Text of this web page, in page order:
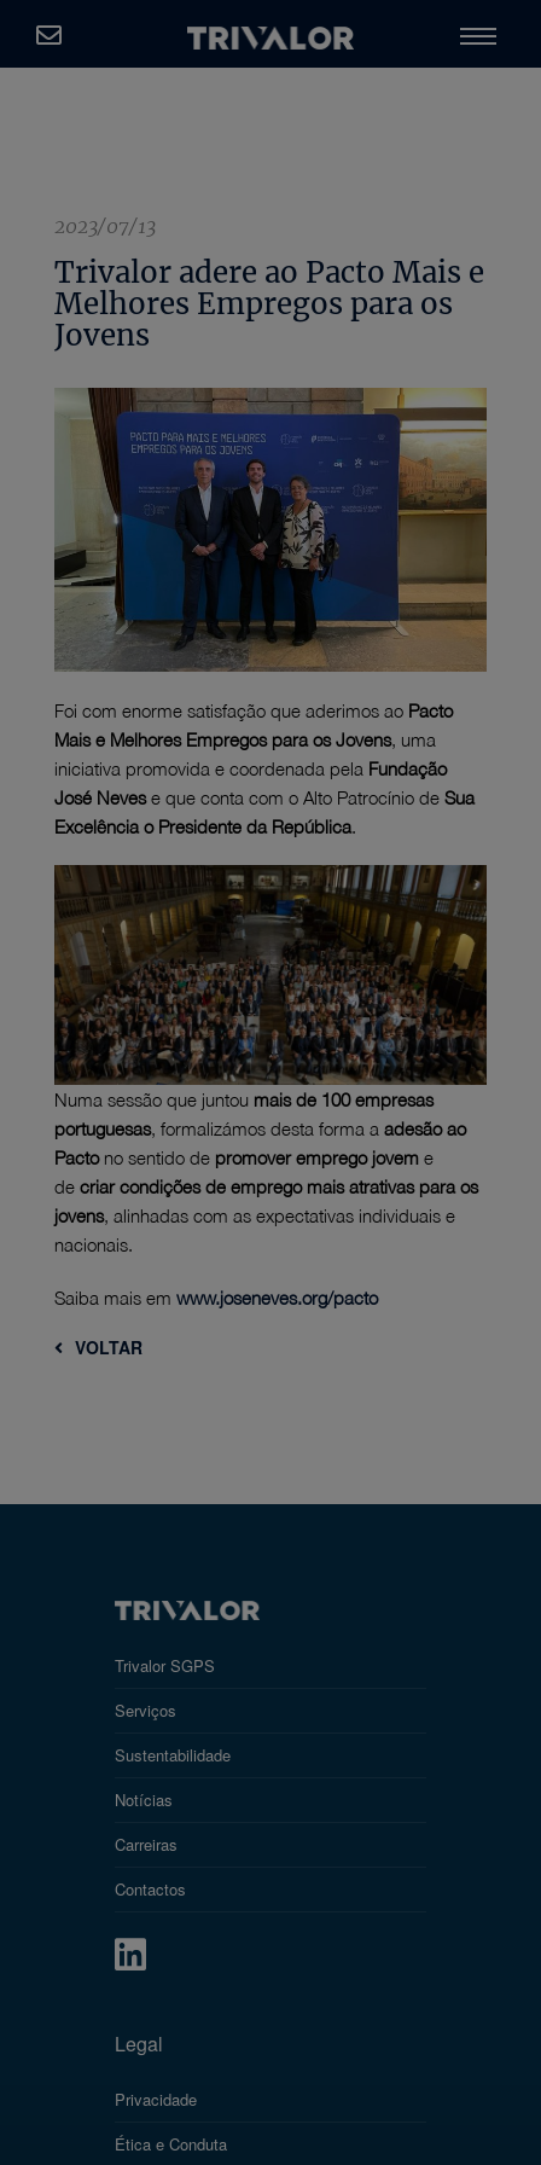
2023/07/13
Trivalor adere ao Pacto Mais e
Melhores Empregos para os
Jovens
Foi com enorme satisfação que aderimos ao Pacto
Mais e Melhores Empregos para os Jovens, uma
iniciativa promovida e coordenada pela Fundação
José Nevese que conta com o Alto Patrocínio de Sua
Excelência o Presidente da República.
Numa sessão que juntou mais de 100 empresas
portuguesas, formalizámos desta forma a adesão ao
Pactono sentido de promover emprego jovem e
de criar condições de emprego mais atrativas para os
jovens, alinhadas com as expectativas individuais e
nacionais.
Saiba mais em www.joseneves.org/pacto
VOLTAR
Trivalor SGPS
Serviços
Sustentabilidade
Notícias
Carreiras
Contactos
Legal
Privacidade
Ética e Conduta